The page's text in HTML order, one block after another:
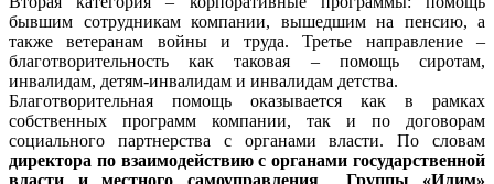
бывшим сотрудникам компании, вышедшим на пенсию, а
также ветеранам войны и труда. Третье направление –
благотворительность как таковая – помощь сиротам,
инвалидам, детям-инвалидам и инвалидам детства.
Благотворительная помощь оказывается как в рамках
собственных программ компании, так и по договорам
социального партнерства с органами власти. По словам
директора по взаимодействию с органами государственной
власти и местного самоуправления Группы «Илим»